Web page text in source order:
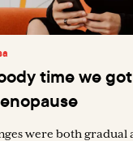
time we
were both gradual